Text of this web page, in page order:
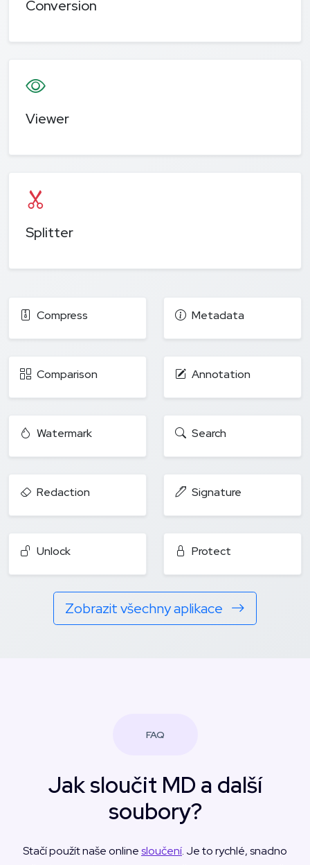
Conversion
Viewer
Splitter
Compress Metadata
Comparison Annotation
Watermark Search
Redaction Signature
Unlock Protect
Zobrazit všechny aplikace
FAQ
Jak sloučit MD a další
soubory?
Stačí použít naše onlinesloučení. Je to rychlé, snadno